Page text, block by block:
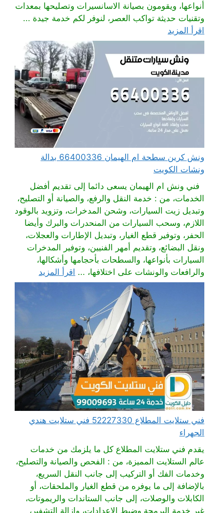
أنواعها، ويقومون بصيانة الاسانسيرات وتصليحها بمعدات
وتقنيات حديثة تواكب العصر، لنوفر لكم خدمة جيدة ...
اقرأ المزيد
ونش كرين سطحة ام الهيمان 66400336 بدالة
ونشات الكويت
فني ونش ام الهيمان يسعى دائما إلى تقديم أفضل
الخدمات، من : خدمة النقل والرفع، والصيانة أو التصليح،
وتبديل زيت السيارات، وشحن المدخرات، وتزويد بالوقود
اللازم، وسحب السيارات من المنحدرات والبرك وأيضا
الحفر، وتوفير قطع الغيار، وتبديل الإطارات والعجلات،
ونقل البضائع، وتقديم أمهر الفنيين، وتوفير المدخرات
السيارات بأنواعها، والسطحات بأحجامها وأشكالها،
والرافعات والونشات على اختلافها، ... اقرأ المزيد
فني ستلايت المطلاع 52227330 فني ستلايت هندي
الجهراء
يقدم فني ستلايت المطلاع كل ما يلزمك من خدمات
عالم الستلايت المميزة، من : الفحص والصيانة والتصليح،
وخدمات الفك أو التركيب إلى جانب النقل السريع،
بالإضافة إلى ما يوفره من قطع الغيار والملحقات، أو
الكابلات والوصلات، إلى جانب الستاندات والريموتات،
غير خدمة البرمجة وضبط الإعدادات، وإزالة التشفير،